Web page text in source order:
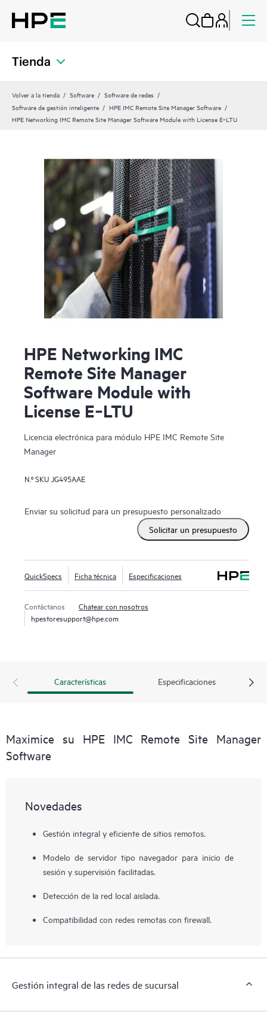
Tienda
Volver a la tienda Software
Software de redes
Software de gestión inteligente
HPE IMC Remote Site Manager Software
HPE Networking IMC Remote Site Manager Software Module with License E‑LTU
HPE Networking IMC
Remote Site Manager
Software Module with
License E‑LTU
Licencia electrónica para módulo HPE IMC Remote Site
Manager
N.º SKU JG495AAE
Enviar su solicitud para un presupuesto personalizado
Solicitar un presupuesto
QuickSpecs Ficha técnica Especificaciones
Contáctanos
Chatear con nosotros
hpestoresupport@hpe.com
Características Especificaciones
Maximice su HPE IMC Remote Site Manager
Software
Novedades
Gestión integral y eficiente de sitios remotos.
Modelo de servidor tipo navegador para inicio de
sesión y supervisión facilitadas.
Detección de la red local aislada.
Compatibilidad con redes remotas con firewall.
Gestión integral de las redes de sucursal